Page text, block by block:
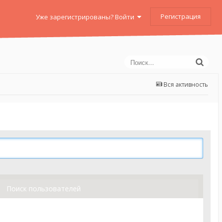
Уже зарегистрированы? Войти Регистрация
Вся активность
Поиск пользователей